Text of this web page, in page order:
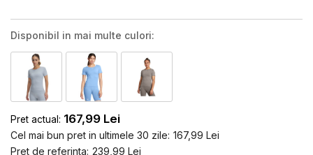
Disponibil in mai multe culori:
Pret actual: 167,99 Lei
Cel mai bun pret in ultimele 30 zile: 167,99 Lei
Pret de referinta: 239,99 Lei